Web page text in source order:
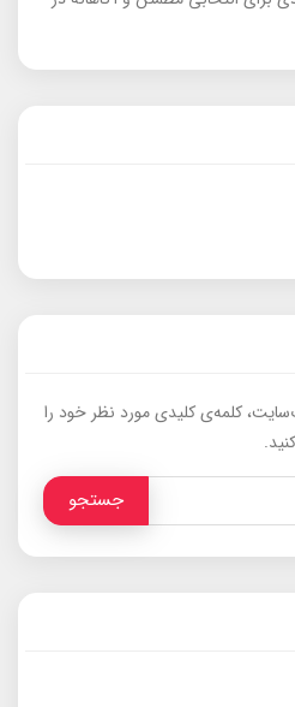
کلمه‌ی کلیدی مورد نظر خود را
جستجو